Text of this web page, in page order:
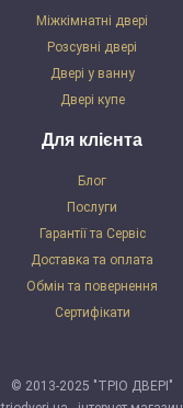
Міжкімнатні двері
Розсувні двері
Двері у ванну
Двері купе
Для клієнта
Блог
Послуги
Гарантії та Сервіс
Доставка та оплата
Обмін та повернення
Сертифікати
© 2013-2025 "ТРІО ДВЕРІ"